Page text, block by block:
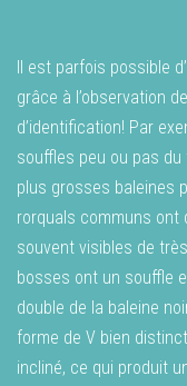
Il est parfois possible
grâce à l’observation
d’identification! Par
souffles peu ou pas
plus grosses baleines
rorquals communs
souvent visibles de
bosses ont un souffle
double de la baleine
forme de V bien
incliné, ce qui produit